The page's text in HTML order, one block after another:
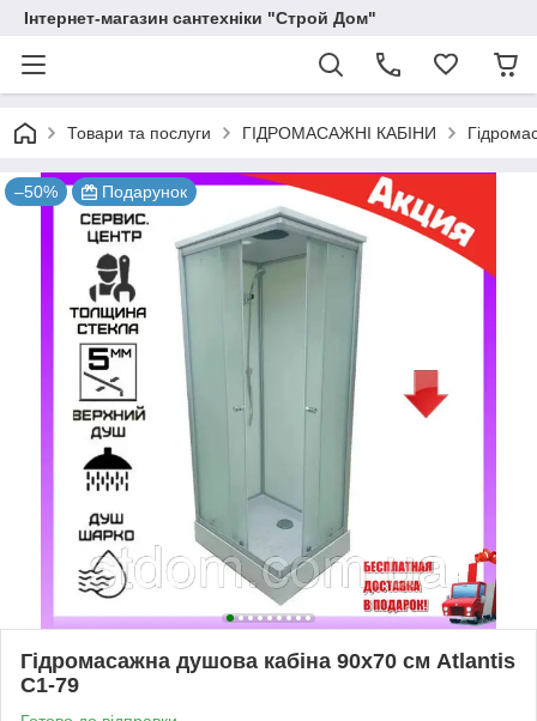
Інтернет-магазин сантехніки "Строй Дом"
Товари та послуги ГІДРОМАСАЖНІ КАБІНИ
–50% Подарунок
Гідромасажна душова кабіна 90x70 см Atlantis
C1-79